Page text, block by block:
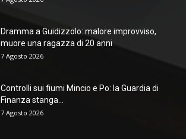
Dramma a Guidizzolo: malore improvviso,
muore una ragazza di 20 anni
7 Agosto 2026
Controlli sui fiumi Mincio e Po: la Guardia di
Finanza stanga...
7 Agosto 2026